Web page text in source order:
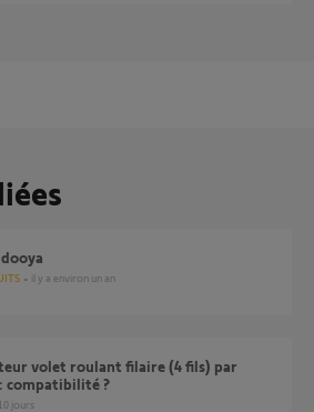
il y a environ un an
compatibilité ?
10 jours